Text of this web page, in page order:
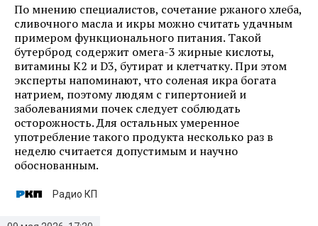
По мнению специалистов, сочетание ржаного хлеба,
сливочного масла и икры можно считать удачным
примером функционального питания. Такой
бутерброд содержит омега-3 жирные кислоты,
витамины K2 и D3, бутират и клетчатку. При этом
эксперты напоминают, что соленая икра богата
натрием, поэтому людям с гипертонией и
заболеваниями почек следует соблюдать
осторожность. Для остальных умеренное
употребление такого продукта несколько раз в
неделю считается допустимым и научно
обоснованным.
Радио КП